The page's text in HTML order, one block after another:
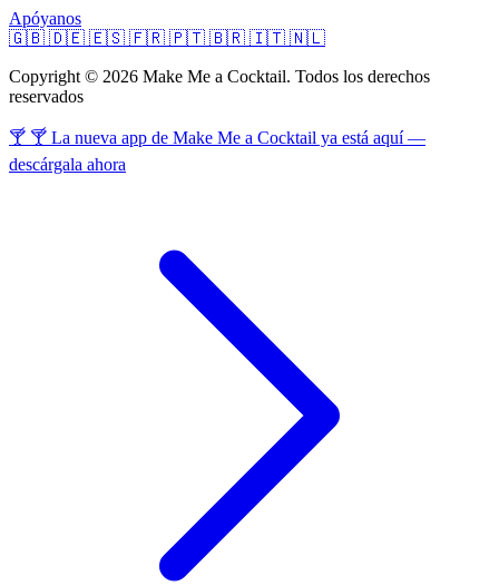
Apóyanos
🇬🇧 🇩🇪 🇪🇸 🇫🇷 🇵🇹 🇧🇷 🇮🇹 🇳🇱
Copyright © 2026 Make Me a Cocktail. Todos los derechos
reservados
🍸 🍸 La nueva app de Make Me a Cocktail ya está aquí —
descárgala ahora